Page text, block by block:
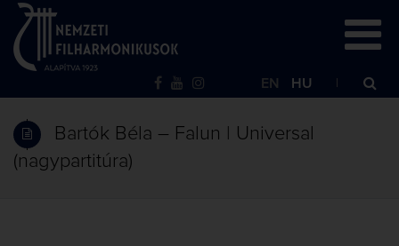
EN HU
Bartók Béla – Falun | Universal
(nagypartitúra)